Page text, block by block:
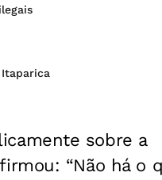
sobre a
“Não há o